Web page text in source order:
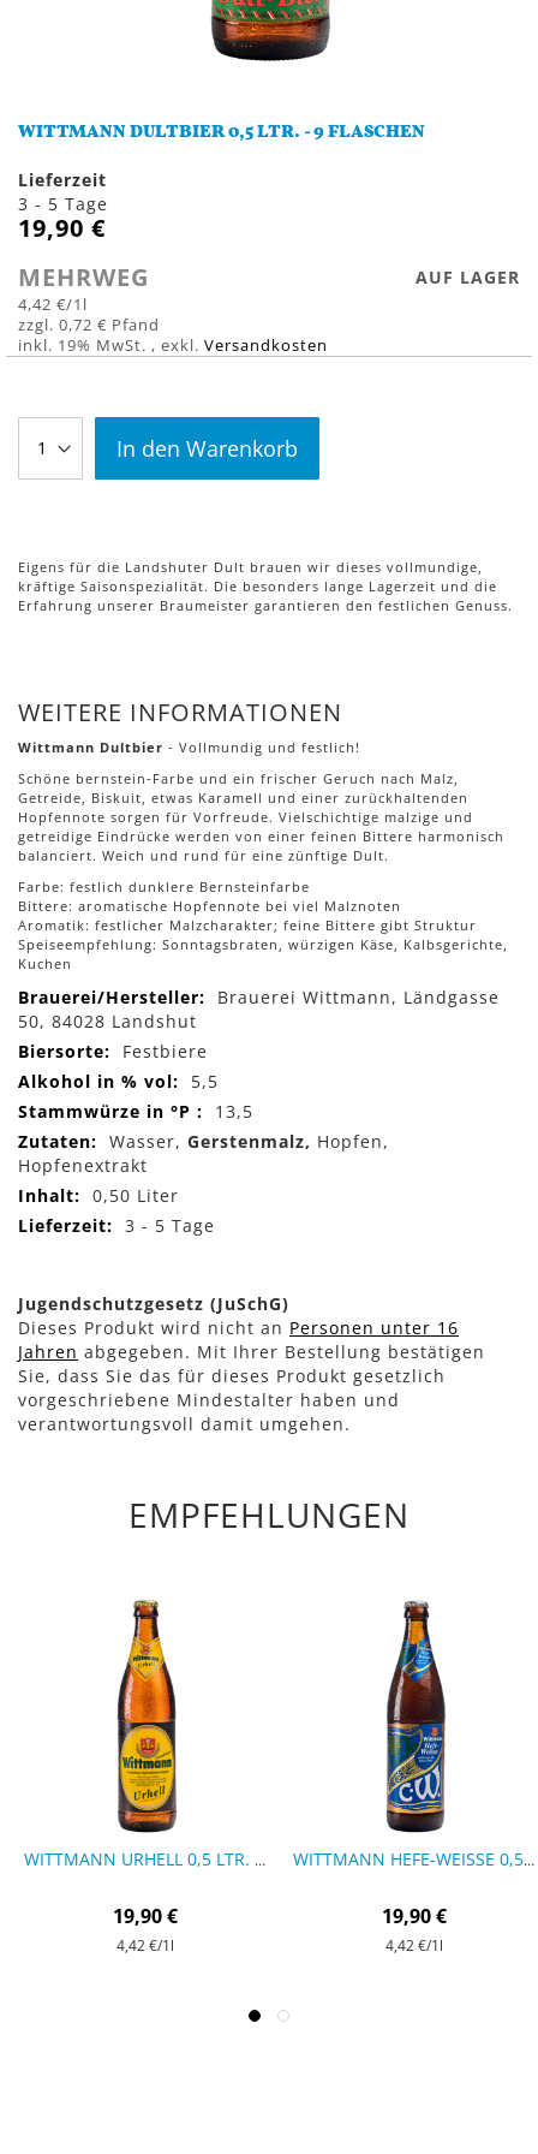
WITTMANN DULTBIER 0,5 LTR. - 9 FLASCHEN
Lieferzeit
3 - 5 Tage
19,90 €
MEHRWEG
4,42 €/1l
0,72 €
inkl. 19% MwSt. , exkl. Versandkosten
AUF LAGER
In den Warenkorb
Eigens für die Landshuter Dult brauen wir dieses vollmundige,
kräftige Saisonspezialität. Die besonders lange Lagerzeit und die
Erfahrung unserer Braumeister garantieren den festlichen Genuss.
der
springen
WEITERE INFORMATIONEN
Wittmann Dultbier - Vollmundig und festlich!
Schöne bernstein-Farbe und ein frischer Geruch nach Malz,
Getreide, Biskuit, etwas Karamell und einer zurückhaltenden
Hopfennote sorgen für Vorfreude. Vielschichtige malzige und
getreidige Eindrücke werden von einer feinen Bittere harmonisch
balanciert. Weich und rund für eine zünftige Dult.
Farbe: festlich dunklere Bernsteinfarbe
Bittere: aromatische Hopfennote bei viel Malznoten
Aromatik: festlicher Malzcharakter; feine Bittere gibt Struktur
Speiseempfehlung: Sonntagsbraten, würzigen Käse, Kalbsgerichte,
Kuchen
Mehr
Informationen
Brauerei Wittmann, Ländgasse
50, 84028 Landshut
Festbiere
5,5
13,5
Wasser, Gerstenmalz, Hopfen,
Hopfenextrakt
0,50 Liter
3 - 5 Tage
Jugendschutzgesetz (JuSchG)
Dieses Produkt wird nicht an Personen unter 16
Jahren abgegeben. Mit Ihrer Bestellung bestätigen
Sie, dass Sie das für dieses Produkt gesetzlich
vorgeschriebene Mindestalter haben und
verantwortungsvoll damit umgehen.
EMPFEHLUNGEN
WITTMANN URHELL 0,5 LTR. - 9 FLASCHEN
19,90 €
4,42 €/1l
WITTMANN HEFE-WEISSE 0,5 LTR. - 9 FLASCHEN
19,90 €
4,42 €/1l